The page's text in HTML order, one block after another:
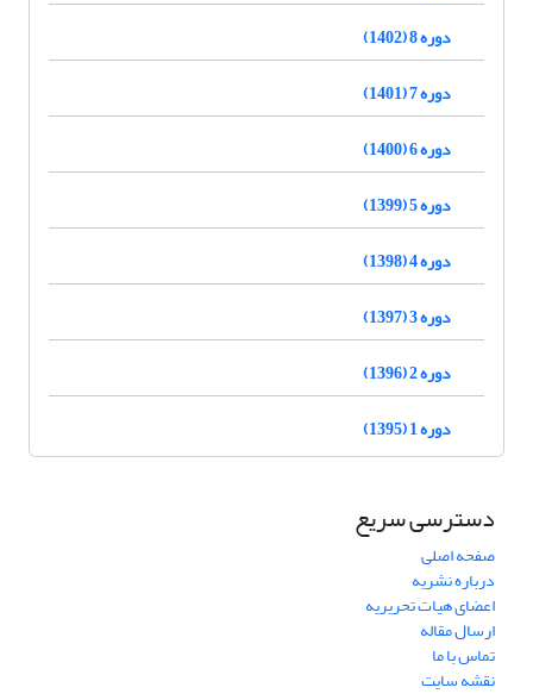
دوره 8 (1402)
دوره 7 (1401)
دوره 6 (1400)
دوره 5 (1399)
دوره 4 (1398)
دوره 3 (1397)
دوره 2 (1396)
دوره 1 (1395)
دسترسی سریع
صفحه اصلی
درباره نشریه
اعضای هیات تحریریه
ارسال مقاله
تماس با ما
نقشه سایت